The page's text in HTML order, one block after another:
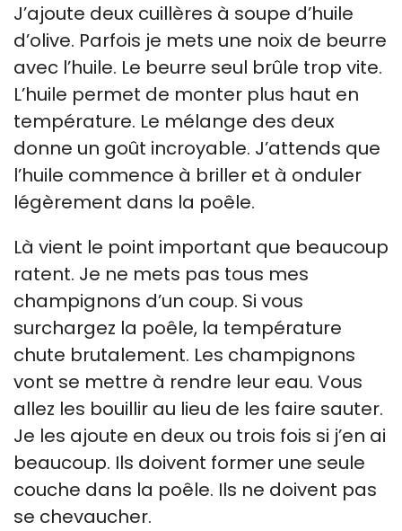
J’ajoute deux cuillères à soupe d’huile
d’olive. Parfois je mets une noix de beurre
avec l’huile. Le beurre seul brûle trop vite.
L’huile permet de monter plus haut en
température. Le mélange des deux
donne un goût incroyable. J’attends que
l’huile commence à briller et à onduler
légèrement dans la poêle.
Là vient le point important que beaucoup
ratent. Je ne mets pas tous mes
champignons d’un coup. Si vous
surchargez la poêle, la température
chute brutalement. Les champignons
vont se mettre à rendre leur eau. Vous
allez les bouillir au lieu de les faire sauter.
Je les ajoute en deux ou trois fois si j’en ai
beaucoup. Ils doivent former une seule
couche dans la poêle. Ils ne doivent pas
se chevaucher.